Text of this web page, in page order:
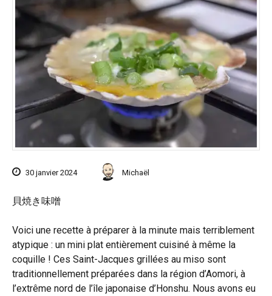
30 janvier 2024 Michaël
貝焼き味噌
Voici une recette à préparer à la minute mais terriblement
atypique : un mini plat entièrement cuisiné à même la
coquille ! Ces Saint-Jacques grillées au miso sont
traditionnellement préparées dans la région d’Aomori, à
l’extrême nord de l’île japonaise d’Honshu. Nous avons eu